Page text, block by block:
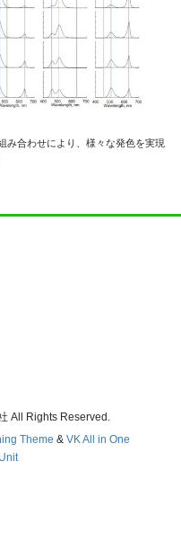
み合わせにより、様々な発色を実現
All Rights Reserved.
Theme & VK All in One